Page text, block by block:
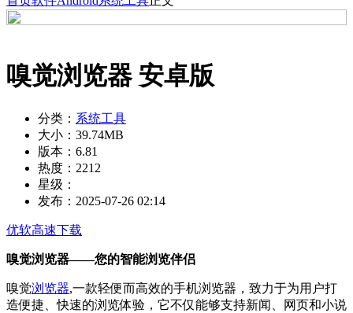
嗅觉浏览器 安卓版
分类： 系统工具
大小： 39.74MB
版本： 6.81
热度： 2212
星级：
发布： 2025-07-26 02:14
优软高速下载
嗅觉浏览器——您的智能浏览伴侣
嗅觉浏览器,一款轻便而高效的手机浏览器，致力于为用户打
造便捷、快速的浏览体验，它不仅能够支持新闻、网页和小说